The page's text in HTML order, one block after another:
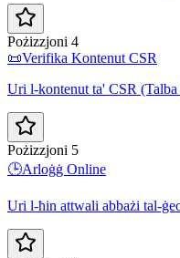
Pożizzjoni 4
📜Verifika Kontenut CSR
Uri l-kontenut ta' CSR
Pożizzjoni 5
🕒Arloġġ Online
Uri l-ħin attwali abbażi tal-